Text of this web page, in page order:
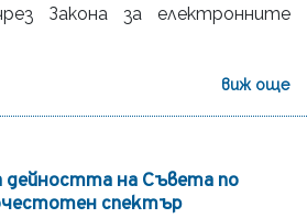
Закона за електронните
виж още
дейността на Съвета по
спектър